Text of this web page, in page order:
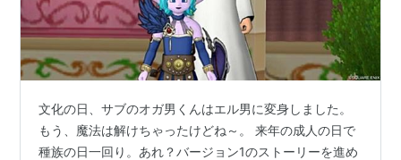
文化の日、サブのオガ男くんはエル男に変身しました。
もう、魔法は解けちゃったけどね～。 来年の成人の日で
種族の日一回り。あれ？バージョン1のストーリーを進め